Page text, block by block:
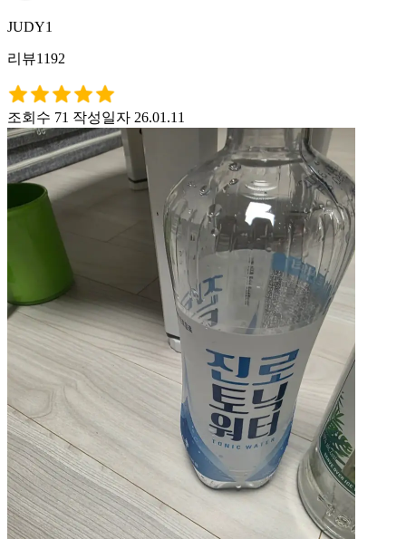
JUDY1
리뷰1192
조회수 71 작성일자 26.01.11